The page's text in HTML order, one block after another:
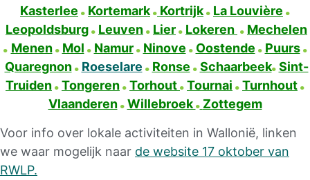
Kasterlee Kortemark Kortrijk
La Louvière
Leopoldsburg
Leuven Lier Lokeren
Mechelen
Menen
Mol Namur Ninove Oostende
Puurs
Quaregnon
Roeselare Ronse Schaarbeek Sint-
Truiden
Tongeren Torhout Tournai
Turnhout
Vlaanderen
Willebroek
Zottegem
Voor info over lokale activiteiten in Wallonië, linken
we waar mogelijk naar de website 17 oktober van
RWLP.